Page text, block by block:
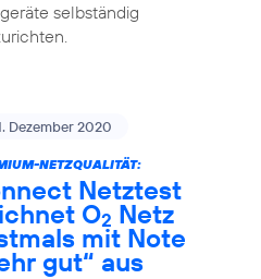
selbständig
Dezember 2020
NETZQUALITÄT:
Netztest
O2 Netz
mit Note
gut“ aus